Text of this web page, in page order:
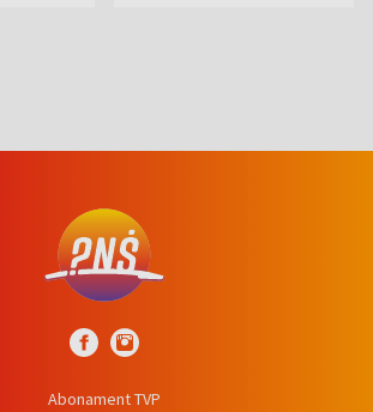
Abonament TVP